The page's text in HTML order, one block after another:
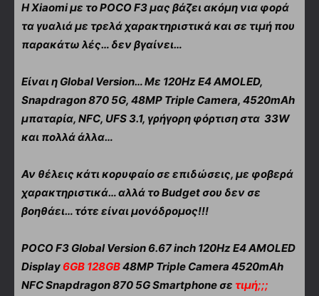
H Xiaomi με το POCO F3 μας βάζει ακόμη νια φορά
τα γυαλιά με τρελά χαρακτηριστικά και σε τιμή που
παρακάτω λές… δεν βγαίνει…
Είναι η Global Version… Με 120Hz E4 AMOLED,
Snapdragon 870 5G, 48MP Triple Camera, 4520mAh
μπαταρία, NFC, UFS 3.1, γρήγορη φόρτιση στα 33W
και πολλά άλλα…
Αν θέλεις κάτι κορυφαίο σε επιδώσεις, με φοβερά
χαρακτηριστικά… αλλά το Budget σου δεν σε
βοηθάει… τότε είναι μονόδρομος!!!
POCO F3 Global Version 6.67 inch 120Hz E4 AMOLED
Display 6GB 128GB48MP Triple Camera 4520mAh
NFC Snapdragon 870 5G Smartphone σε τιμή;;;